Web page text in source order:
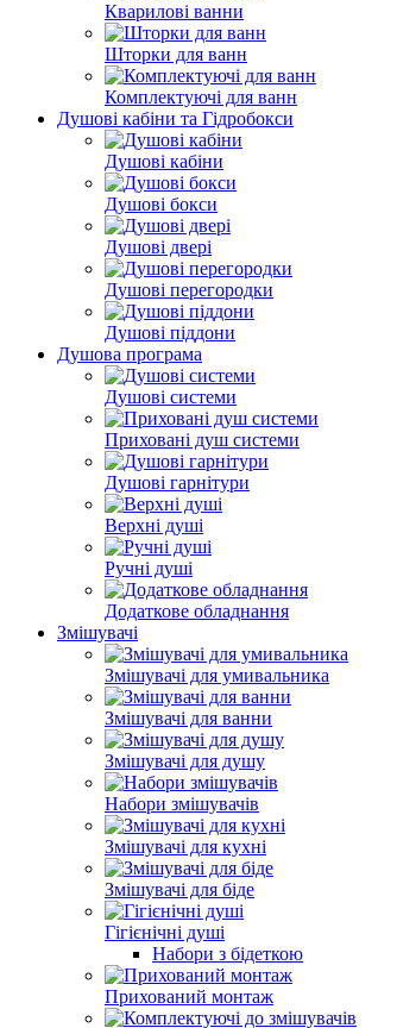
Кварилові ванни
Шторки для ванн
Комплектуючі для ванн
Душові кабіни та Гідробокси
Душові кабіни
Душові бокси
Душові двері
Душові перегородки
Душові піддони
Душова програма
Душові системи
Приховані душ системи
Душові гарнітури
Верхні душі
Ручні душі
Додаткове обладнання
Змішувачі
Змішувачі для умивальника
Змішувачі для ванни
Змішувачі для душу
Набори змішувачів
Змішувачі для кухні
Змішувачі для біде
Гігієнічні душі
Набори з бідеткою
Прихований монтаж